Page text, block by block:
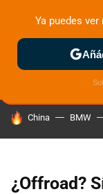
ZONA DE PRUEBAS
HOY SE HABLA DE
China BMW
¿Offroad?
Ya puedes